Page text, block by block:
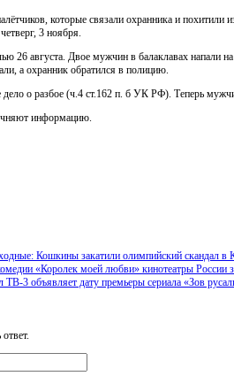
которые связали охранника и
3 ноября.
26 августа. Двое мужчин в балаклавах напали
а охранник обратился в полицию.
о разбое (ч.4 ст.162 п. б УК РФ). Теперь
информацию.
Кошкины закатили олимпийский скандал
«Королек моей любви» кинотеатры России
ТВ-3 объявляет дату премьеры сериала «Зов